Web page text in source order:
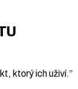
ktorý ich uživí.”